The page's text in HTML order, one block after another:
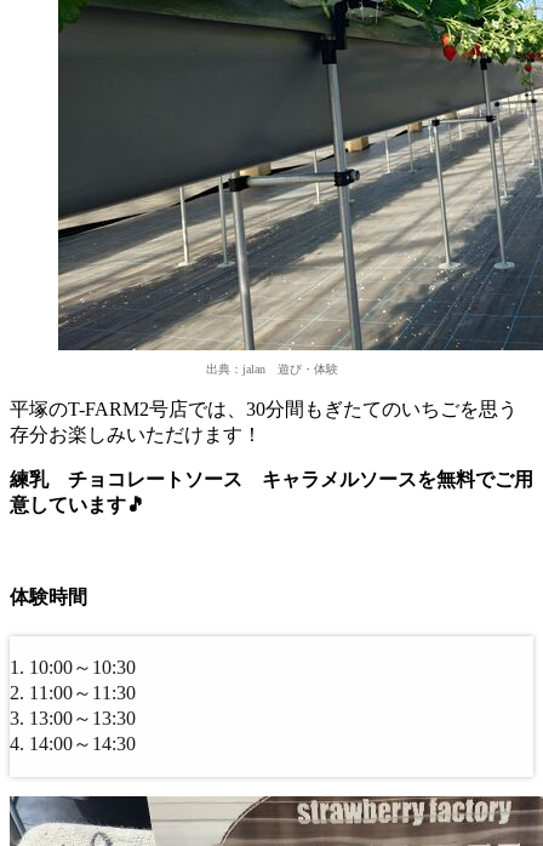
出典：jalan 遊び・体験
平塚のT-FARM2号店では、30分間もぎたてのいちごを思う
存分お楽しみいただけます！
練乳 チョコレートソース キャラメルソースを無料でご用
意しています🎵
体験時間
10:00～10:30
11:00～11:30
13:00～13:30
14:00～14:30